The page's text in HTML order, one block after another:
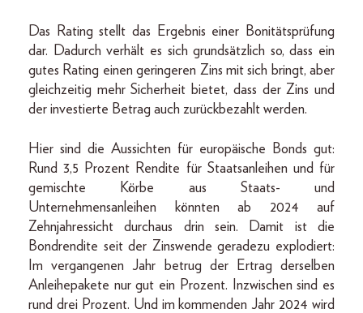
Das Rating stellt das Ergebnis einer Bonitätsprüfung
dar. Dadurch verhält es sich grundsätzlich so, dass ein
gutes Rating einen geringeren Zins mit sich bringt, aber
gleichzeitig mehr Sicherheit bietet, dass der Zins und
der investierte Betrag auch zurückbezahlt werden.
Hier sind die Aussichten für europäische Bonds gut:
Rund 3,5 Prozent Rendite für Staatsanleihen und für
gemischte Körbe aus Staats- und
Unternehmensanleihen könnten ab 2024 auf
Zehnjahressicht durchaus drin sein. Damit ist die
Bondrendite seit der Zinswende geradezu explodiert:
Im vergangenen Jahr betrug der Ertrag derselben
Anleihepakete nur gut ein Prozent. Inzwischen sind es
rund drei Prozent. Und im kommenden Jahr 2024 wird